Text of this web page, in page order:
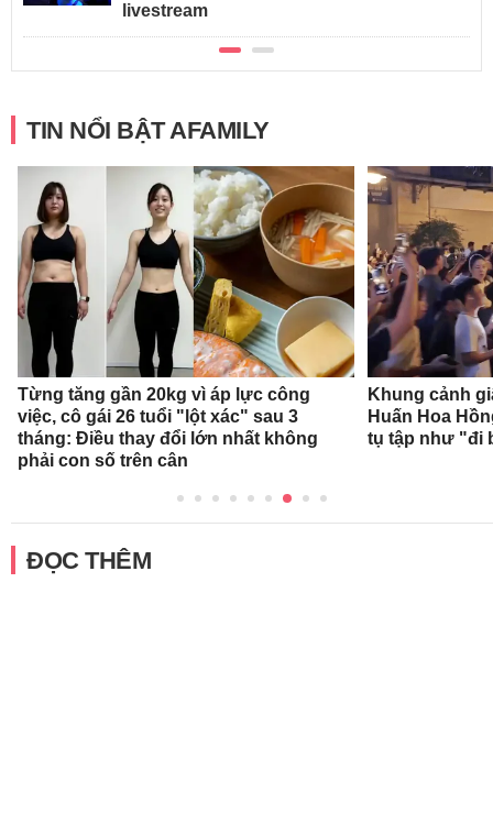
livestream
TIN NỔI BẬT AFAMILY
Từng tăng gần 20kg vì áp lực công
việc, cô gái 26 tuổi "lột xác" sau 3
tháng: Điều thay đổi lớn nhất không
phải con số trên cân
Khung cảnh
Huấn Hoa
tụ tập như "đi
ĐỌC THÊM